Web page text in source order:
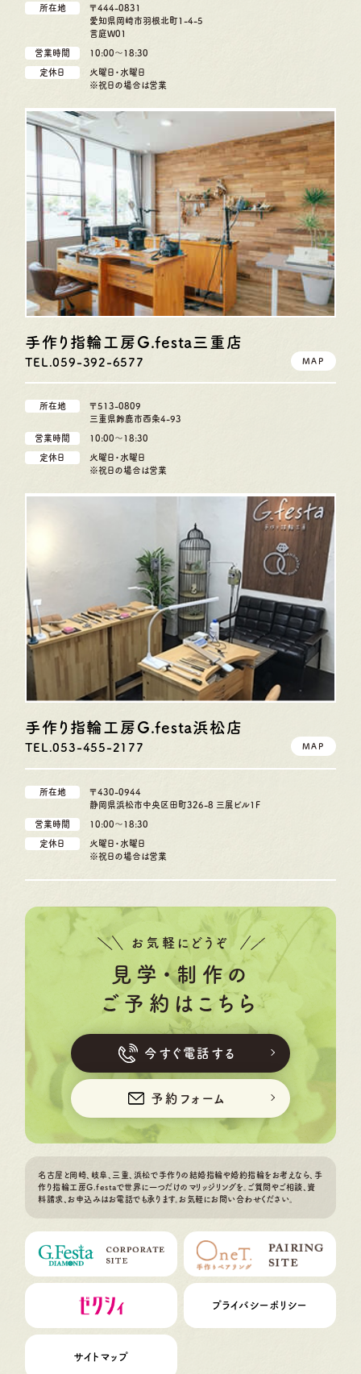
所在地
〒444-0831
愛知県岡崎市羽根北町1-4-5
言庭W01
営業時間 10:00〜18:30
定休日
火曜日・水曜日
※祝日の場合は営業
手作り指輪工房G.festa 三重店
TEL.059-392-6577 MAP
所在地
〒513-0809
三重県鈴鹿市西条4-93
営業時間 10:00〜18:30
定休日
火曜日・水曜日
※祝日の場合は営業
手作り指輪工房G.festa浜松店
TEL.053-455-2177 MAP
所在地
〒430-0944
静岡県浜松市中央区田町326-8 三展ビル1F
営業時間 10:00〜18:30
定休日
火曜日・水曜日
※祝日の場合は営業
お気軽にどうぞ
見学・制作の
ご予約はこちら
今すぐ電話する
予約フォーム
名古屋と岡崎、岐阜、三重、浜松で手作りの結婚指輪や婚約指輪をお考えなら、手
作り指輪工房G.festaで世界に一つだけのマリッジリングを。ご質問やご相談、資
料請求、お申込みはお電話でも承ります。お気軽にお問い合わせください。
プライバシーポリシー
サイトマップ